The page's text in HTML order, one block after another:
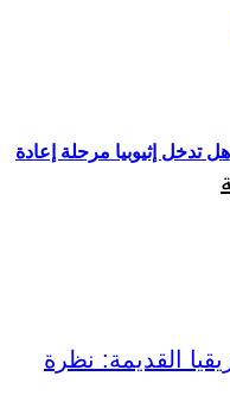
تدخل إثيوبيا مرحلة إعادة